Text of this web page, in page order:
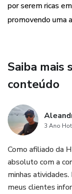
por serem ricas
promovendo uma
Saiba mais
conteúdo
3 Ano
Como afiliado da
absoluto com a
minhas
meus clientes